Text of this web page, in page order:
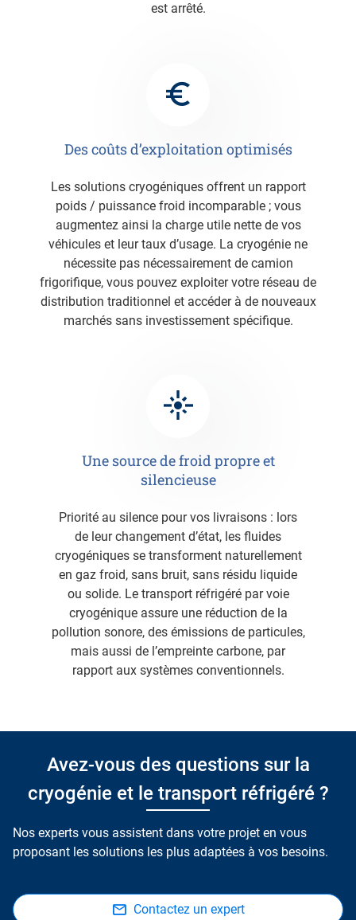
est arrêté.
Des coûts d’exploitation optimisés
Les solutions cryogéniques offrent un rapport
poids / puissance froid incomparable ; vous
augmentez ainsi la charge utile nette de vos
véhicules et leur taux d’usage. La cryogénie ne
nécessite pas nécessairement de camion
frigorifique, vous pouvez exploiter votre réseau de
distribution traditionnel et accéder à de nouveaux
marchés sans investissement spécifique.
Une source de froid propre et
silencieuse
Priorité au silence pour vos livraisons : lors
de leur changement d’état, les fluides
cryogéniques se transforment naturellement
en gaz froid, sans bruit, sans résidu liquide
ou solide. Le transport réfrigéré par voie
cryogénique assure une réduction de la
pollution sonore, des émissions de particules,
mais aussi de l’empreinte carbone, par
rapport aux systèmes conventionnels.
Avez-vous des questions sur la
cryogénie et le transport réfrigéré ?
Nos experts vous assistent dans votre projet en vous
proposant les solutions les plus adaptées à vos besoins.
Contactez un expert